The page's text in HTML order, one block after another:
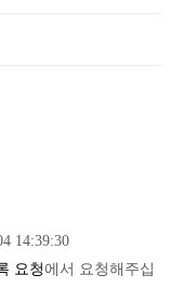
14:39:30
요청에서 요청해주십